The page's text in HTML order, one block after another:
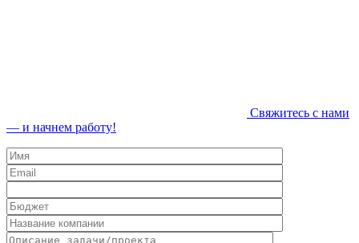
Свяжитесь с нами
— и начнем работу!